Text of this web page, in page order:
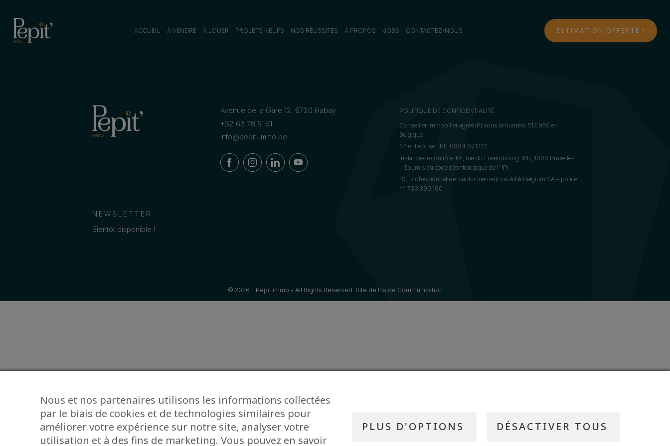
ACCUEIL À VENDRE À LOUER PROJETS NEUFS NOS RÉUSSITES À PROPOS JOBS CONTACTEZ-NOUS ESTIMATION OFFERTE !
Avenue de la Gare 12, 6720 Habay
+32 63 78 51 51
info@pepit-immo.be
POLITIQUE DE CONFIDENTIALITÉ
Conseiller immobilier agréé IPI sous le numéro 513.950 en
Belgique
N° entreprise : BE-0804.021.122
Instance de contrôle: IPI, rue du Luxembourg 16B, 1000 Bruxelles
– Soumis au code déontologique de l’ IPI
RC professionnelle et cautionnement via AXA Belgium SA – police
n° 730.390.160
NEWSLETTER
Bientôt disponible !
© 2026 - Pepit immo - All Rights Reserved. Site de Inside Communication
Nous et nos partenaires utilisons les informations collectées
par le biais de cookies et de technologies similaires pour
améliorer votre expérience sur notre site, analyser votre
utilisation et à des fins de marketing. Vous pouvez en savoir
PLUS D'OPTIONS DÉSACTIVER TOUS